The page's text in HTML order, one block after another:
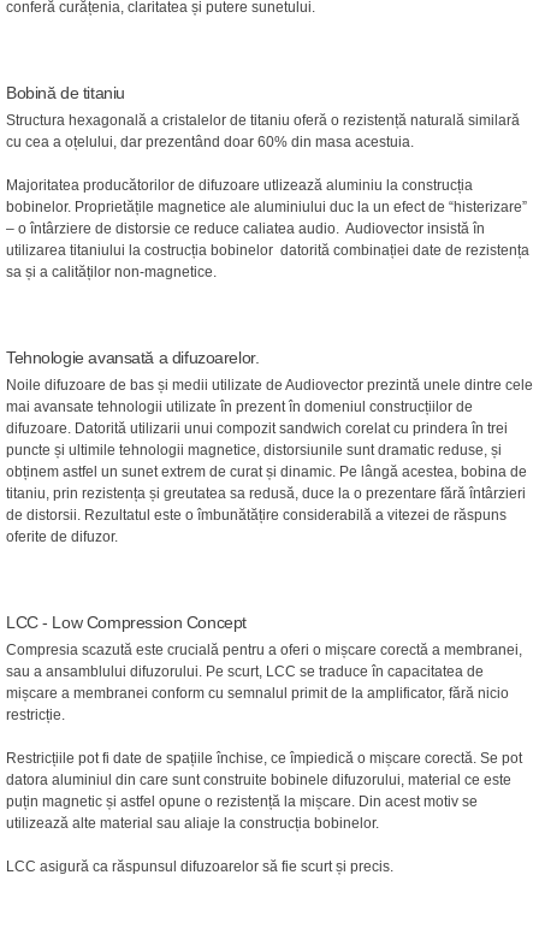
conferă curățenia, claritatea și putere sunetului.
Bobină de titaniu
Structura hexagonală a cristalelor de titaniu oferă o rezistență naturală similară
cu cea a oțelului, dar prezentând doar 60% din masa acestuia.
Majoritatea producătorilor de difuzoare utlizează aluminiu la construcția
bobinelor. Proprietățile magnetice ale aluminiului duc la un efect de “histerizare”
– o întârziere de distorsie ce reduce caliatea audio. Audiovector insistă în
utilizarea titaniului la costrucția bobinelor datorită combinației date de rezistența
sa și a calităților non-magnetice.
Tehnologie avansată a difuzoarelor.
Noile difuzoare de bas și medii utilizate de Audiovector prezintă unele dintre cele
mai avansate tehnologii utilizate în prezent în domeniul construcțiilor de
difuzoare. Datorită utilizarii unui compozit sandwich corelat cu prindera în trei
puncte și ultimile tehnologii magnetice, distorsiunile sunt dramatic reduse, și
obținem astfel un sunet extrem de curat și dinamic. Pe lângă acestea, bobina de
titaniu, prin rezistența și greutatea sa redusă, duce la o prezentare fără întârzieri
de distorsii. Rezultatul este o îmbunătățire considerabilă a vitezei de răspuns
oferite de difuzor.
LCC - Low Compression Concept
Compresia scazută este crucială pentru a oferi o mișcare corectă a membranei,
sau a ansamblului difuzorului. Pe scurt, LCC se traduce în capacitatea de
mișcare a membranei conform cu semnalul primit de la amplificator, fără nicio
restricție.
Restricțiile pot fi date de spațiile închise, ce împiedică o mișcare corectă. Se pot
datora aluminiul din care sunt construite bobinele difuzorului, material ce este
puțin magnetic și astfel opune o rezistență la mișcare. Din acest motiv se
utilizează alte material sau aliaje la construcția bobinelor.
LCC asigură ca răspunsul difuzoarelor să fie scurt și precis.